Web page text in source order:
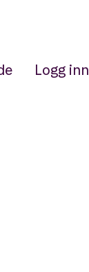
Logg inn